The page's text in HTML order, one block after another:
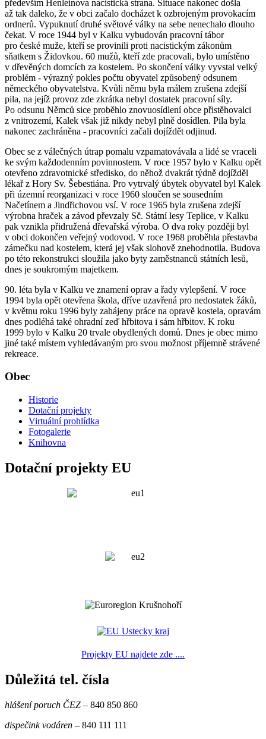
především Henleinova nacistická strana. Situace nakonec došla
až tak daleko, že v obci začalo docházet k ozbrojeným provokacím
ordnerů. Vypuknutí druhé světové války na sebe nenechalo dlouho
čekat. V roce 1944 byl v Kalku vybudován pracovní tábor
pro české muže, kteří se provinili proti nacistickým zákonům
sňatkem s Židovkou. 60 mužů, kteří zde pracovali, bylo umístěno
v dřevěných domcích za kostelem. Po skončení války vyvstal velký
problém - výrazný pokles počtu obyvatel způsobený odsunem
německého obyvatelstva. Kvůli němu byla málem zrušena zdejší
pila, na jejíž provoz zde zkrátka nebyl dostatek pracovní síly.
Po odsunu Němců sice proběhlo znovuosídlení obce přistěhovalci
z vnitrozemí, Kalek však již nikdy nebyl plně dosídlen. Pila byla
nakonec zachráněna - pracovníci začali dojíždět odjinud.
Obec se z válečných útrap pomalu vzpamatovávala a lidé se vraceli
ke svým každodenním povinnostem. V roce 1957 bylo v Kalku opět
otevřeno zdravotnické středisko, do něhož dvakrát týdně dojížděl
lékař z Hory Sv. Šebestiána. Pro vytrvalý úbytek obyvatel byl Kalek
při územní reorganizaci v roce 1960 sloučen se sousedním
Načetínem a Jindřichovou vsí. V roce 1965 byla zrušena zdejší
výrobna hraček a závod převzaly Sč. Státní lesy Teplice, v Kalku
pak vznikla přidružená dřevařská výroba. O dva roky později byl
v obci dokončen veřejný vodovod. V roce 1968 proběhla přestavba
zámečku nad kostelem, která jej však slohově znehodnotila. Budova
po této rekonstrukci sloužila jako byty zaměstnanců státních lesů,
dnes je soukromým majetkem.
90. léta byla v Kalku ve znamení oprav a řady vylepšení. V roce
1994 byla opět otevřena škola, dříve uzavřená pro nedostatek žáků,
v květnu roku 1996 byly zahájeny práce na opravě kostela, opravám
dnes podléhá také ohradní zeď hřbitova i sám hřbitov. K roku
1999 bylo v Kalku 20 trvale obydlených domů. Dnes je obec mimo
jiné také místem vyhledávaným pro svou možnost příjemně strávené
rekreace.
Obec
Historie
Dotační projekty
Virtuální prohlídka
Fotogalerie
Knihovna
Dotační projekty EU
Projekty EU najdete zde ....
Důležitá tel. čísla
hlášení poruch ČEZ – 840 850 860
dispečink vodáren – 840 111 111